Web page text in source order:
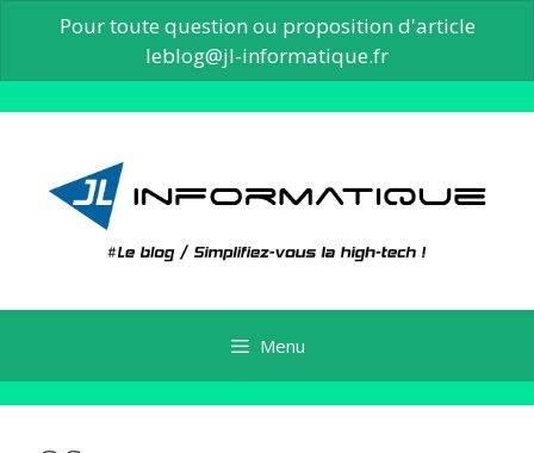
Pour toute question ou proposition d'article
leblog@jl-informatique.fr
contenu
Menu